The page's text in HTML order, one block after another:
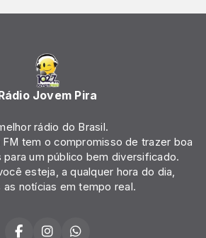
Jovem Pira
rádio do Brasil.
FM tem o compromisso de trazer boa
para um público bem diversificado.
esteja, a qualquer hora do dia,
as notícias em tempo real.